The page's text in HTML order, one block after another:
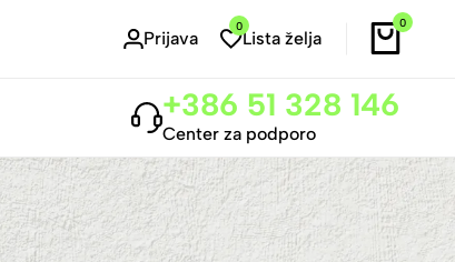
Prijava
0
Lista želja
0
+386 51 328 146
Center za podporo